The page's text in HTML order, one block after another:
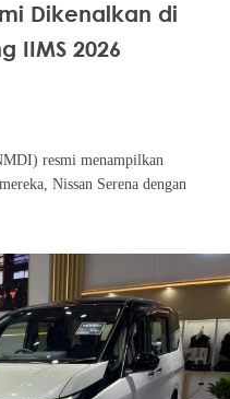
Dikenalkan di
IIMS 2026
resmi menampilkan
Nissan Serena dengan